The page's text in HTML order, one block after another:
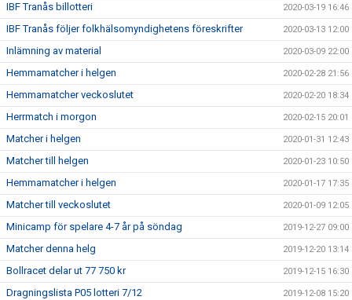
IBF Tranås billotteri 2020-03-19 16:46
IBF Tranås följer folkhälsomyndighetens föreskrifter 2020-03-13 12:00
Inlämning av material 2020-03-09 22:00
Hemmamatcher i helgen 2020-02-28 21:56
Hemmamatcher veckoslutet 2020-02-20 18:34
Herrmatch i morgon 2020-02-15 20:01
Matcher i helgen 2020-01-31 12:43
Matcher till helgen 2020-01-23 10:50
Hemmamatcher i helgen 2020-01-17 17:35
Matcher till veckoslutet 2020-01-09 12:05
Minicamp för spelare 4-7 år på söndag 2019-12-27 09:00
Matcher denna helg 2019-12-20 13:14
Bollracet delar ut 77 750 kr 2019-12-15 16:30
Dragningslista P05 lotteri 7/12 2019-12-08 15:20